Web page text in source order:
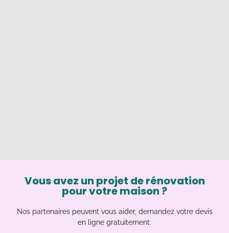
Vous avez un projet de rénovation
pour votre maison ?
Nos partenaires peuvent vous aider, demandez votre devis
en ligne gratuitement.